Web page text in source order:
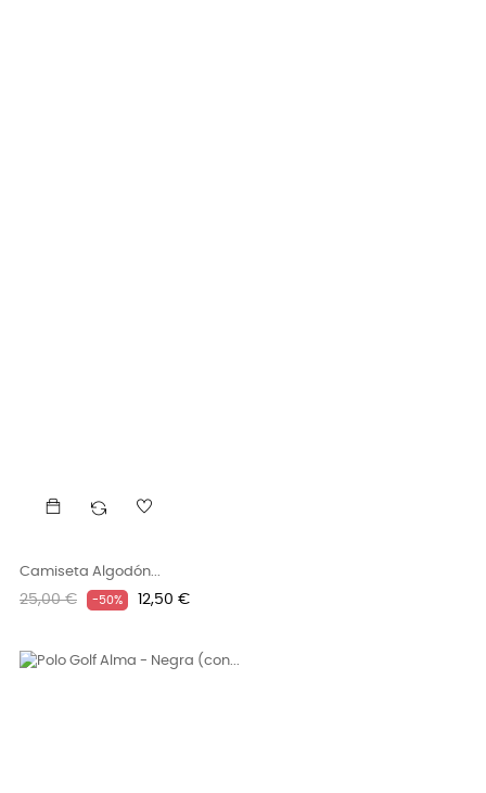
Camiseta Algodón...
Precio
25,00 € -50% Precio
12,50 €